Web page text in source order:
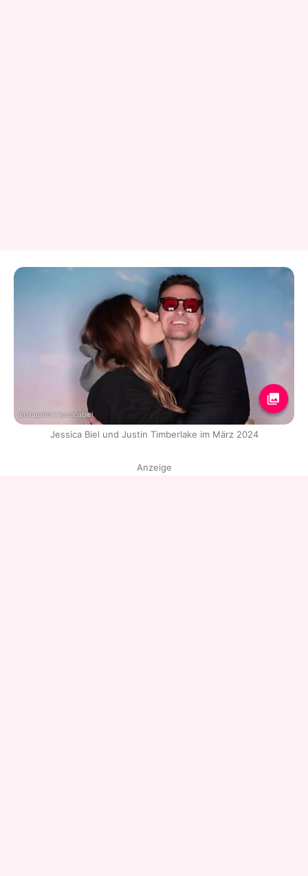
Instagram / jessicabiel
Jessica Biel und Justin Timberlake im März 2024
Anzeige